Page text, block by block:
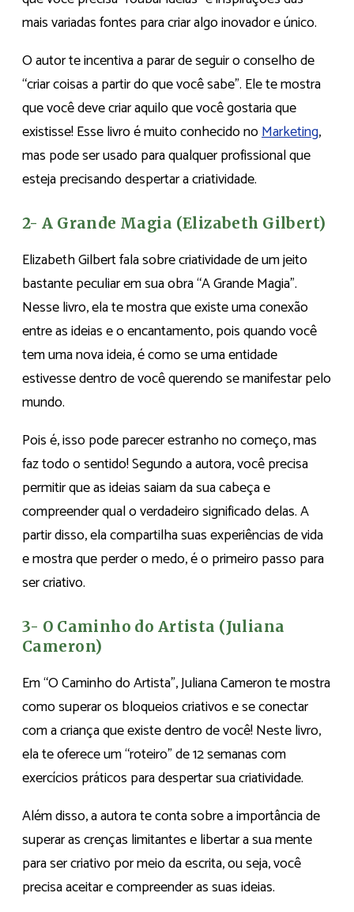
mais variadas fontes para criar algo inovador e único.
O autor te incentiva a parar de seguir o conselho de
“criar coisas a partir do que você sabe”. Ele te mostra
que você deve criar aquilo que você gostaria que
existisse! Esse livro é muito conhecido noMarketing,
mas pode ser usado para qualquer profissional que
esteja precisando despertar a criatividade.
2- A Grande Magia (Elizabeth Gilbert)
Elizabeth Gilbert fala sobre criatividade de um jeito
bastante peculiar em sua obra “A Grande Magia”.
Nesse livro, ela te mostra que existe uma conexão
entre as ideias e o encantamento, pois quando você
tem uma nova ideia, é como se uma entidade
estivesse dentro de você querendo se manifestar pelo
mundo.
Pois é, isso pode parecer estranho no começo, mas
faz todo o sentido! Segundo a autora, você precisa
permitir que as ideias saiam da sua cabeça e
compreender qual o verdadeiro significado delas. A
partir disso, ela compartilha suas experiências de vida
e mostra que perder o medo, é o primeiro passo para
ser criativo.
3- O Caminho do Artista (Juliana
Cameron)
Em “O Caminho do Artista”, Juliana Cameron te mostra
como superar os bloqueios criativos e se conectar
com a criança que existe dentro de você! Neste livro,
ela te oferece um “roteiro” de 12 semanas com
exercícios práticos para despertar sua criatividade.
Além disso, a autora te conta sobre a importância de
superar as crenças limitantes e libertar a sua mente
para ser criativo por meio da escrita, ou seja, você
precisa aceitar e compreender as suas ideias.